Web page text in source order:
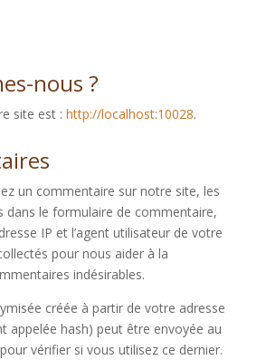
nous ?
site est : http://localhost:10028.
un commentaire sur notre site, les
dans le formulaire de commentaire,
IP et l’agent utilisateur de votre
pour nous aider à la
indésirables.
créée à partir de votre adresse
appelée hash) peut être envoyée au
vérifier si vous utilisez ce dernier.